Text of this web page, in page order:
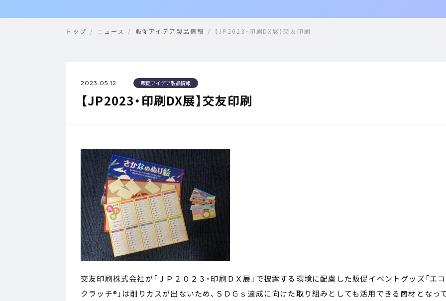
トップ ニュース 販促アイデア製品情報 【JP2023・印刷DX展】交友印刷
2023.05.12 販促アイデア製品情報
【JP2023・印刷DX展】交友印刷
交友印刷株式会社が「ＪＰ２０２３・印刷ＤＸ展」で披露する環境に配慮した販促イベントグッズ「エ
クラッチ®」は削りカスが出ないため、ＳＤＧｓ達成に向けた取り組みとしても活用できる商材となっ